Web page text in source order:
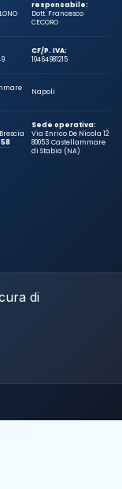
responsabile:
Dott. Francesco
CECORO
CF/P. IVA:
10464981215
Napoli
Sede operativa:
Via Enrico De Nicola 12
80053 Castellammare
di Stabia (NA)
di